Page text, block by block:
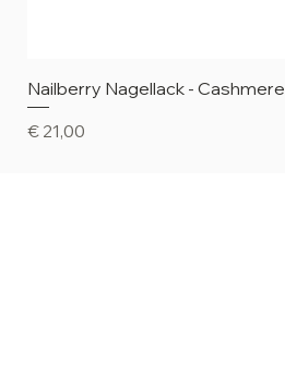
Nailberry Nagellack - Cashmere
Preis
€ 21,00